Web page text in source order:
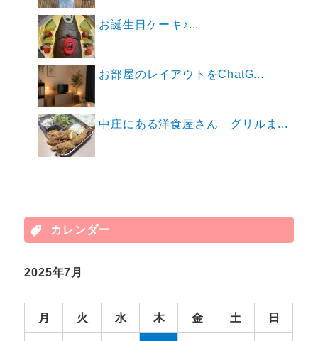
お誕生日ケーキ♪...
お部屋のレイアウトをChatG...
中庄にある洋食屋さん グリルま...
カレンダー
2025年7月
月 火 水 木 金 土 日